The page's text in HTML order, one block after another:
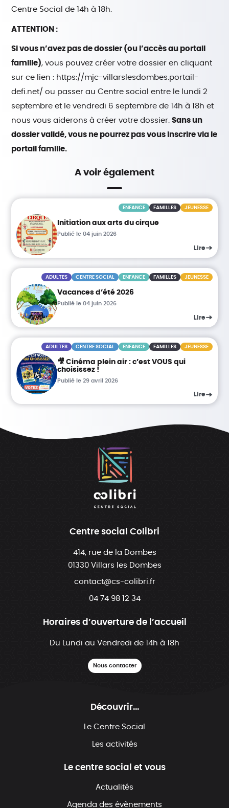
Centre Social de 14h à 18h.
ATTENTION :
Si vous n’avez pas de dossier (ou l’accès au portail
famille), vous pouvez créer votre dossier en cliquant
sur ce lien : https://mjc-villarslesdombes.portail-
defi.net/ ou passer au Centre social entre le lundi 2
septembre et le vendredi 6 septembre de 14h à 18h et
nous vous aiderons à créer votre dossier.Sans un
dossier validé, vous ne pourrez pas vous inscrire via le
portail famille.
A voir également
ENFANCE FAMILLES JEUNESSE
Initiation aux arts du cirque
Publié le 04 juin 2026
Lire
ADULTES CENTRE SOCIAL ENFANCE FAMILLES JEUNESSE
Vacances d’été 2026
Publié le 04 juin 2026
Lire
ADULTES CENTRE SOCIAL ENFANCE FAMILLES JEUNESSE
🎥 Cinéma plein air : c’est VOUS qui
choisissez !
Publié le 29 avril 2026
Lire
Centre social Colibri
414, rue de la Dombes
01330 Villars les Dombes
contact@cs-colibri.fr
04 74 98 12 34
Horaires d’ouverture de l’accueil
Du Lundi au Vendredi de 14h à 18h
Nous contacter
Découvrir...
Le Centre Social
Les activités
Le centre social et vous
Actualités
Agenda des évènements